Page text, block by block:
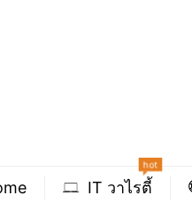
IT วาไรตี้
hot